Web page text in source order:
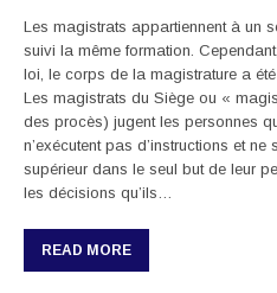
Les magistrats appartiennent à un
suivi la même formation.
loi, le corps de la magistrature a
Les magistrats du Siège ou «
des procès) jugent les personnes
n’exécutent pas d’instructions et
supérieur dans le seul but de leur
les décisions qu’ils…
READ MORE